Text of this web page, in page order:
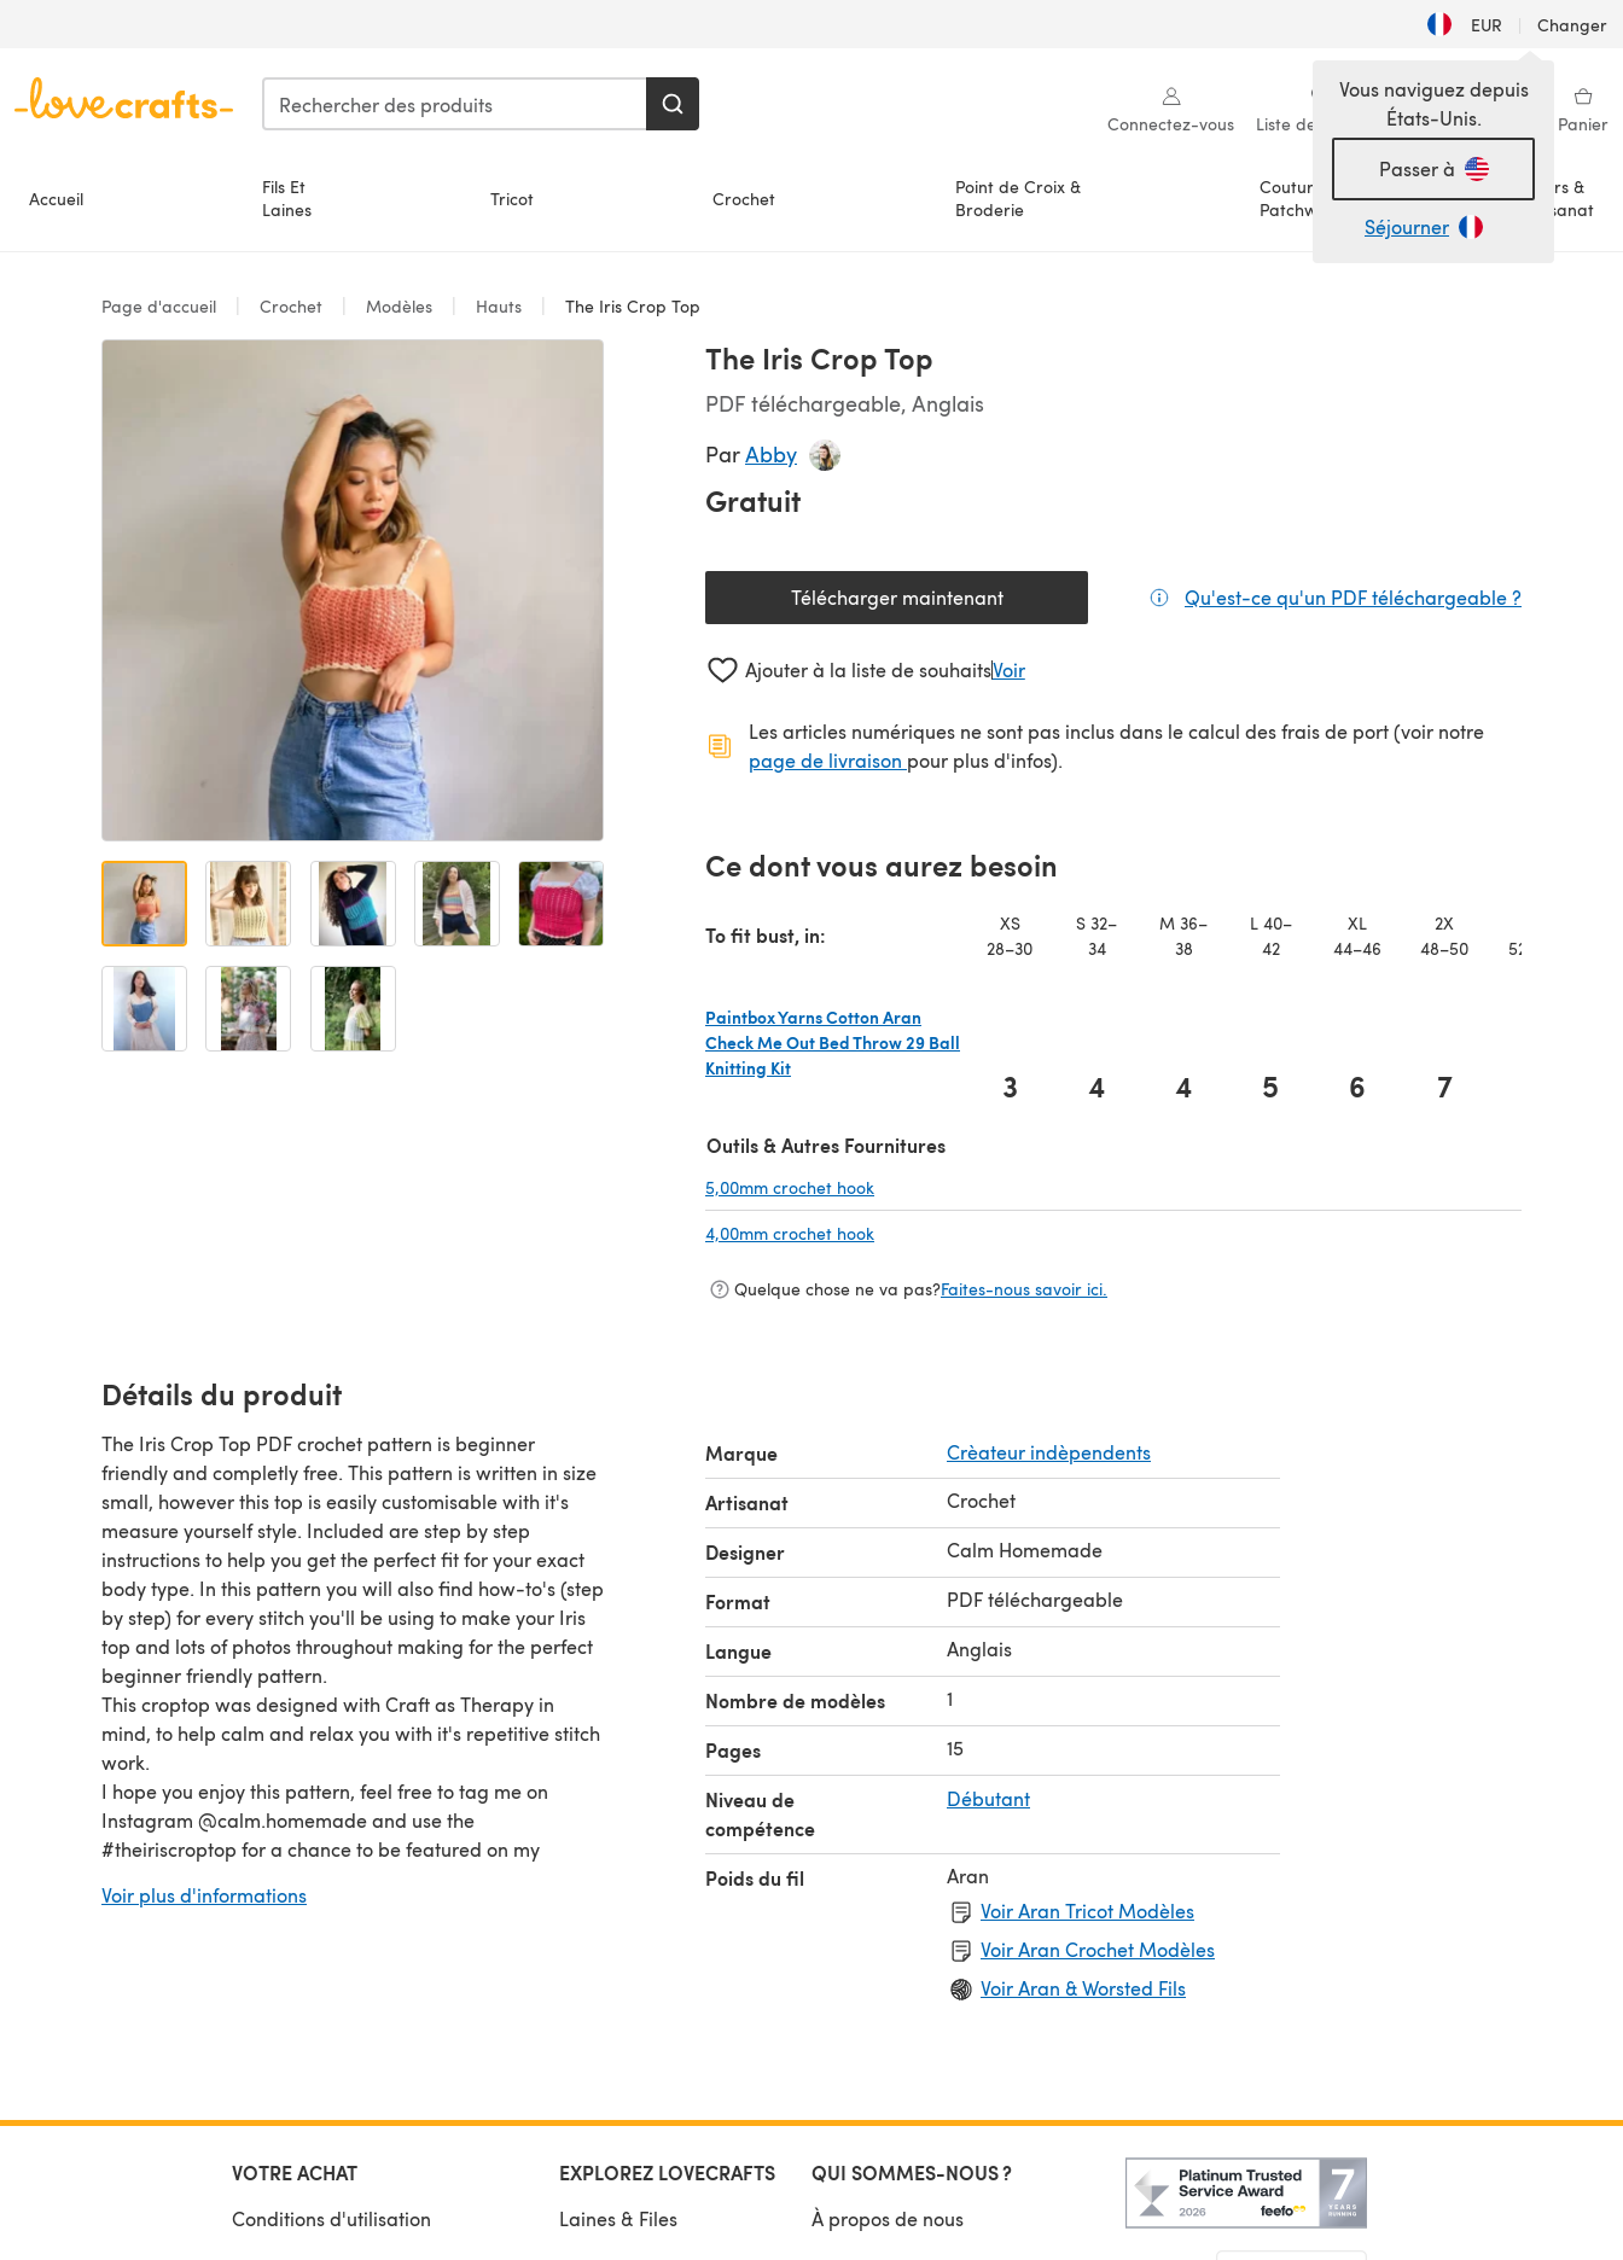
EUR | Changer
Connectez-vous Liste de souhaits Ma bibliothèque Panier
Accueil
Fils Et
Laines
Tricot Crochet
Point de Croix &
Broderie
Couture &
Patchwork
Loisirs &
Artisanat
Vous naviguez depuis
États-Unis.
Passer à
Séjourner
Page d'accueil Crochet Modèles Hauts The Iris Crop Top
The Iris Crop Top
PDF téléchargeable, Anglais
ParAbby
Gratuit
Télécharger maintenant(s'ouvre dans un nouvel onglet) Qu'est-ce qu'un PDF téléchargeable ?
Ajouter à la liste de souhaitsVoir
Les articles numériques ne sont pas inclus dans le calcul des frais de port (voir notre
page de livraison (s'ouvre dans un nouvel onglet)
pour plus d'infos).
Ce dont vous aurez besoin
To fit bust, in:
XS
28–30
S 32–
34
M 36–
38
L 40–
42
XL
44–46
2X
48–50
52–54
Paintbox Yarns Cotton Aran
Check Me Out Bed Throw 29 Ball
Knitting Kit
3 4 4 5 6 7
Outils & Autres Fournitures
5,00mm crochet hook
4,00mm crochet hook
Quelque chose ne va pas?Faites-nous savoir ici.
Détails du produit
The Iris Crop Top PDF crochet pattern is beginner
friendly and completly free. This pattern is written in size
small, however this top is easily customisable with it's
measure yourself style. Included are step by step
instructions to help you get the perfect fit for your exact
body type. In this pattern you will also find how-to's (step
by step) for every stitch you'll be using to make your Iris
top and lots of photos throughout making for the perfect
beginner friendly pattern.
This croptop was designed with Craft as Therapy in
mind, to help calm and relax you with it's repetitive stitch
work.
I hope you enjoy this pattern, feel free to tag me on
Instagram @calm.homemade and use the
#theiriscroptop for a chance to be featured on my
Voir plus d'informations
Marque Crèateur indèpendents
Artisanat Crochet
Designer Calm Homemade
Format PDF téléchargeable
Langue Anglais
Nombre de modèles 1
Pages 15
Niveau de
compétence
Débutant
Poids du fil
Aran
Voir Aran Tricot Modèles
Voir Aran Crochet Modèles
Voir Aran & Worsted Fils
VOTRE ACHAT
Conditions d'utilisation
EXPLOREZ LOVECRAFTS
Laines & Files
QUI SOMMES-NOUS ?
À propos de nous